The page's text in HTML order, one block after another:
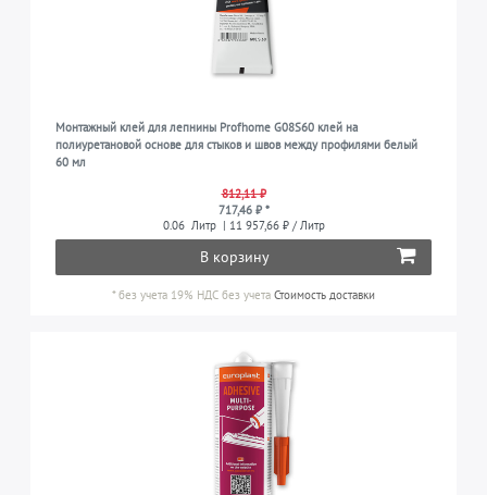
Монтажный клей для лепнины Profhome G08S60 клей на
полиуретановой основе для стыков и швов между профилями белый
60 мл
812,11 ₽
717,46 ₽ *
0.06 Литр | 11 957,66 ₽ / Литр
В корзину
*без учета 19% НДС без учета Стоимость доставки